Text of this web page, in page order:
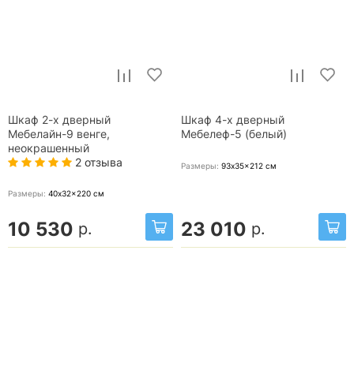
Шкаф 2-х дверный
Мебелайн-9 венге,
неокрашенный
2 отзыва
Размеры: 40x32x220 см
10 530 р.
Шкаф 4-х дверный
Мебелеф-5 (белый)
Размеры: 93x35x212 см
23 010 р.